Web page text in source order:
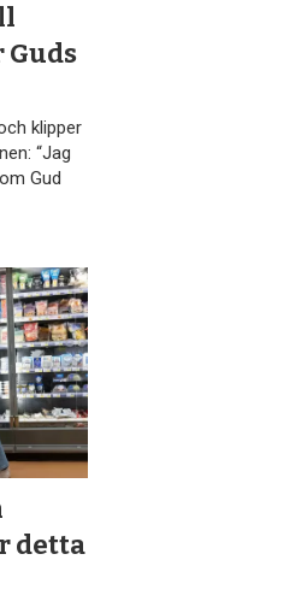
Guds
klipper
“Jag
Gud
detta